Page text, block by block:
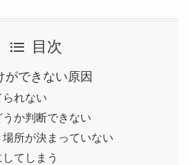
目次
ができない原因
れない
うか判断できない
所が決まっていない
てしまう